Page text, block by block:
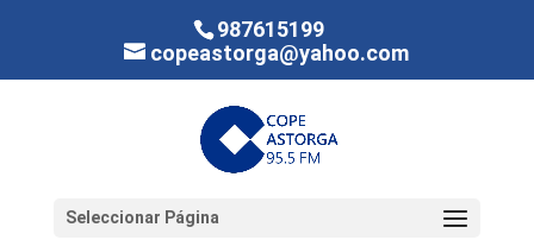
987615199
copeastorga@yahoo.com
Seleccionar Página